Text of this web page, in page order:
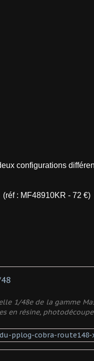
configurations
(réf : MF48910KR - 72 €)
1/48e de la gamme
en résine,